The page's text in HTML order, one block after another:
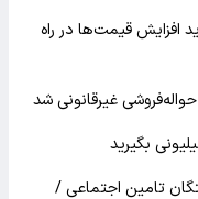
افزایش قیمت‌ها در راه
غیرقانونی شد
تامین اجتماعی /